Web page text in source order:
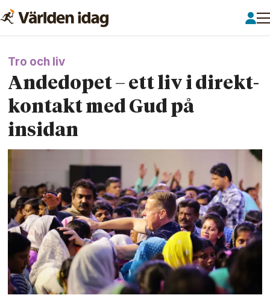
Tro och liv
Andedopet – ett liv i direkt­
kontakt med Gud på
insidan